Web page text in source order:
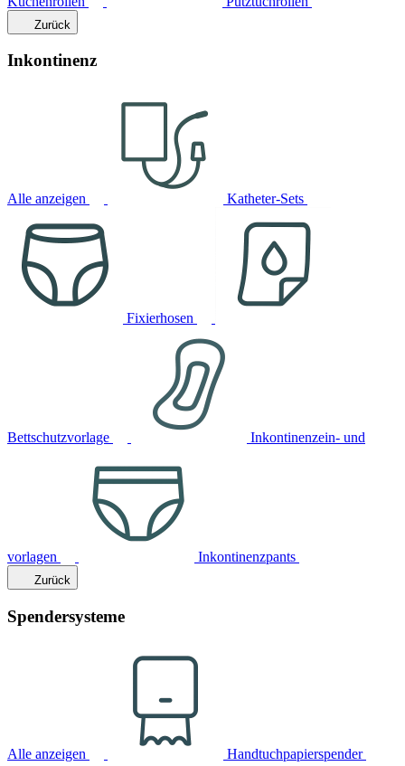
Zurück
Inkontinenz
Alle anzeigen Katheter-Sets
Fixierhosen
Bettschutzvorlage Inkontinenzein- und
vorlagen Inkontinenzpants
Zurück
Spendersysteme
Alle anzeigen Handtuchpapierspender